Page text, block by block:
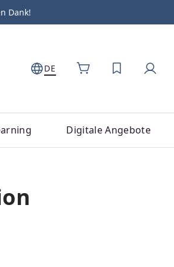
Dank!
DE DU HAST 0
Digitale Angebote